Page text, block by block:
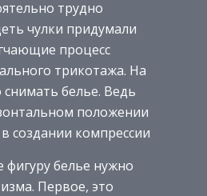
трудно
чулки придумали
процесс
трикотажа. На
белье. Ведь
положении
создании компрессии
белье нужно
Первое, это